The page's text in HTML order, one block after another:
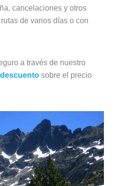
cancelaciones y otros
de varios días o con
a través de nuestro
sobre el precio